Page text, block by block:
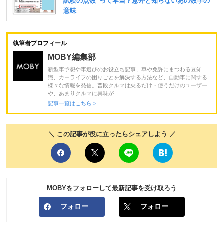
執筆者プロフィール
MOBY編集部
新型車予想や車選びのお役立ち記事、車や免許にまつわる豆知
識、カーライフの困りごとを解決する方法など、自動車に関する
様々な情報を発信。普段クルマは乗るだけ・使うだけのユーザー
や、あまりクルマに興味が...
記事一覧はこちら >
＼ この記事が役に立ったらシェアしよう ／
MOBYをフォローして最新記事を受け取ろう
フォロー フォロー